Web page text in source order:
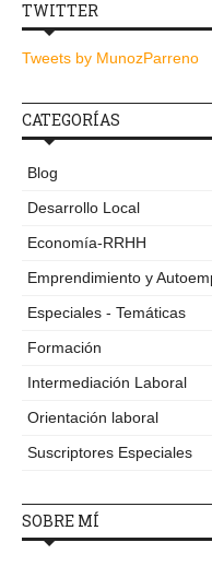
TWITTER
Tweets by MunozParreno
CATEGORÍAS
Blog
Desarrollo Local
Economía-RRHH
Emprendimiento y
Especiales - Temáticas
Formación
Intermediación Laboral
Orientación laboral
Suscriptores Especiales
SOBRE MÍ